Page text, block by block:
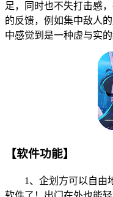
足，同时也不失打击感
的反馈，例如集中敌人
中感觉到是一种虚与实的
【软件功能】
1、企划方可以自由地